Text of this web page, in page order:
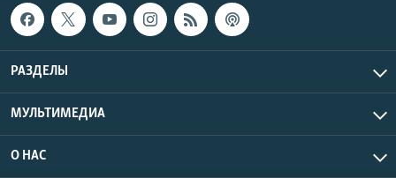
РАЗДЕЛЫ
МУЛЬТИМЕДИА
О НАС